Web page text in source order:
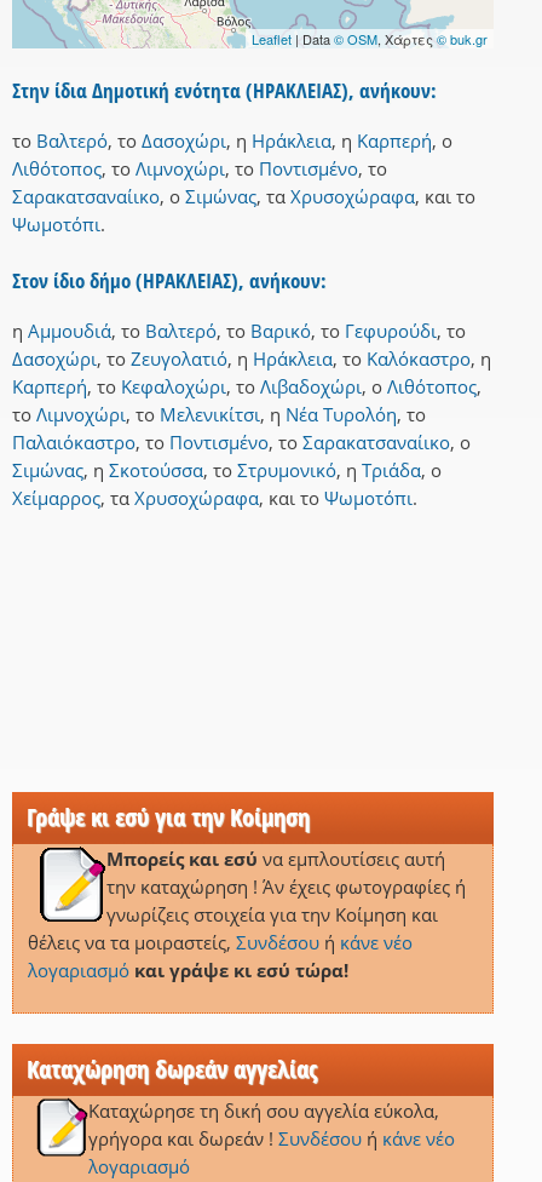
Leaflet | Data© OSM, Χάρτες© buk.gr
Στην ίδια Δημοτική ενότητα (ΗΡΑΚΛΕΙΑΣ), ανήκουν:
το Βαλτερό, το Δασοχώρι, η Ηράκλεια, η Καρπερή, ο
Λιθότοπος, το Λιμνοχώρι, το Ποντισμένο, το
Σαρακατσαναίικο, ο Σιμώνας, τα Χρυσοχώραφα, και το
Ψωμοτόπι.
Στον ίδιο δήμο (ΗΡΑΚΛΕΙΑΣ), ανήκουν:
η Αμμουδιά, το Βαλτερό, το Βαρικό, το Γεφυρούδι, το
Δασοχώρι, το Ζευγολατιό, η Ηράκλεια, το Καλόκαστρο, η
Καρπερή, το Κεφαλοχώρι, το Λιβαδοχώρι, ο Λιθότοπος,
το Λιμνοχώρι, το Μελενικίτσι, η Νέα Τυρολόη, το
Παλαιόκαστρο, το Ποντισμένο, το Σαρακατσαναίικο, ο
Σιμώνας, η Σκοτούσσα, το Στρυμονικό, η Τριάδα, ο
Χείμαρρος, τα Χρυσοχώραφα, και το Ψωμοτόπι.
Γράψε κι εσύ για την Κοίμηση
Μπορείς και εσύ να εμπλουτίσεις αυτή
την καταχώρηση ! Άν έχεις φωτογραφίες ή
γνωρίζεις στοιχεία για την Κοίμηση και
θέλεις να τα μοιραστείς, Συνδέσουή κάνε νέο
λογαριασμό και γράψε κι εσύ τώρα!
Καταχώρηση δωρεάν αγγελίας
Καταχώρησε τη δική σου αγγελία εύκολα,
γρήγορα και δωρεάν ! Συνδέσουή κάνε νέο
λογαριασμό